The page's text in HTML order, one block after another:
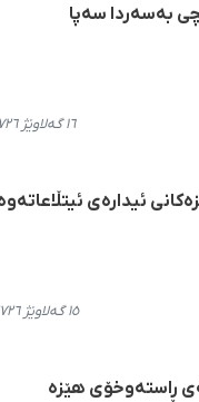
بەسەردا سەپا
١٦ گەلاوێژ ٢٧٢٦، ١٠:٤٥
ئیدارەی
١٥ گەلاوێژ ٢٧٢٦، ٢٠:٤٤
ڕاستەوخۆی هێزە